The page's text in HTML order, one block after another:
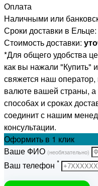
Оплата
Наличными или
Сроки доставки в Ельце:
Стоимость доставки:
*Для общего удобства
как вы нажали "Купить"
свяжется наш
валюте вашей страны, а
способах и сроках
соединит с нашим
консультации.
Оформить в 1 клик
Ваше ФИО (необязательно)
Ваш телефон *